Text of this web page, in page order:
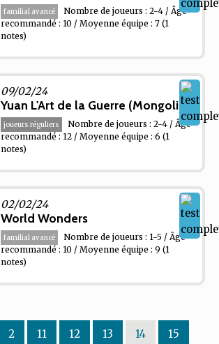
familial avancé
Nombre de joueurs : 2-4 / Âge
recommandé : 10 / Moyenne équipe : 7 (1
notes)
09/02/24
Yuan L'Art de la Guerre (Mongolie)
joueurs réguliers
Nombre de joueurs : 2-4 / Âge
recommandé : 12 / Moyenne équipe : 6 (1
notes)
02/02/24
World Wonders
familial avancé
Nombre de joueurs : 1-5 / Âge
recommandé : 10 / Moyenne équipe : 9 (1
notes)
2 11 12 13 14 15